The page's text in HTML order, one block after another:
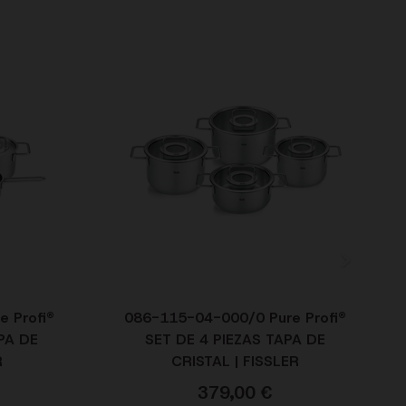
Profi®
DE
086-115-04-000/0 Pure Profi®
SET DE 4 PIEZAS TAPA DE
CRISTAL | FISSLER
379,00 €